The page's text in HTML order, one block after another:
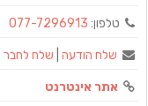
טלפון: 077-7296913
שלח הודעה שלח לחבר
אתר אינטרנט